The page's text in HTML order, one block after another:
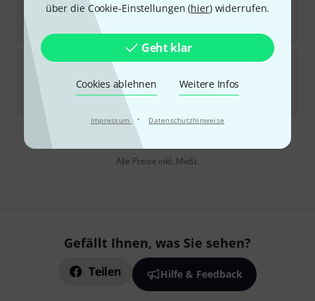
über die Cookie-Einstellungen (hier) widerrufen.
Geht klar
Cookies ablehnen Weitere Infos
Impressum · Datenschutzhinweise
Sofort lieferbar
105
ShureNexadyne 8/C Stand Bundle
In 2–3 Wochen lieferbar
Kostenloser Versand ab 29 €
Alle Preise inkl. MwSt.
Gefällt Ihnen, was Sie sehen?
Teilen Hilfe & Feedback